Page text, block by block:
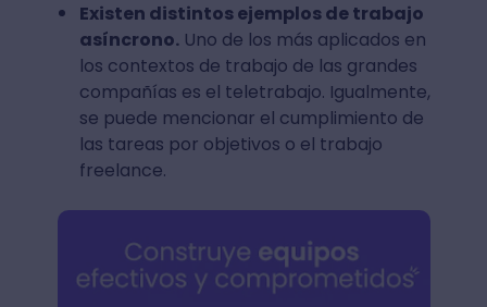
Existen distintos ejemplos de trabajo
asíncrono.Uno de los más aplicados en
los contextos de trabajo de las grandes
compañías es el teletrabajo. Igualmente,
se puede mencionar el cumplimiento de
las tareas por objetivos o el trabajo
freelance.